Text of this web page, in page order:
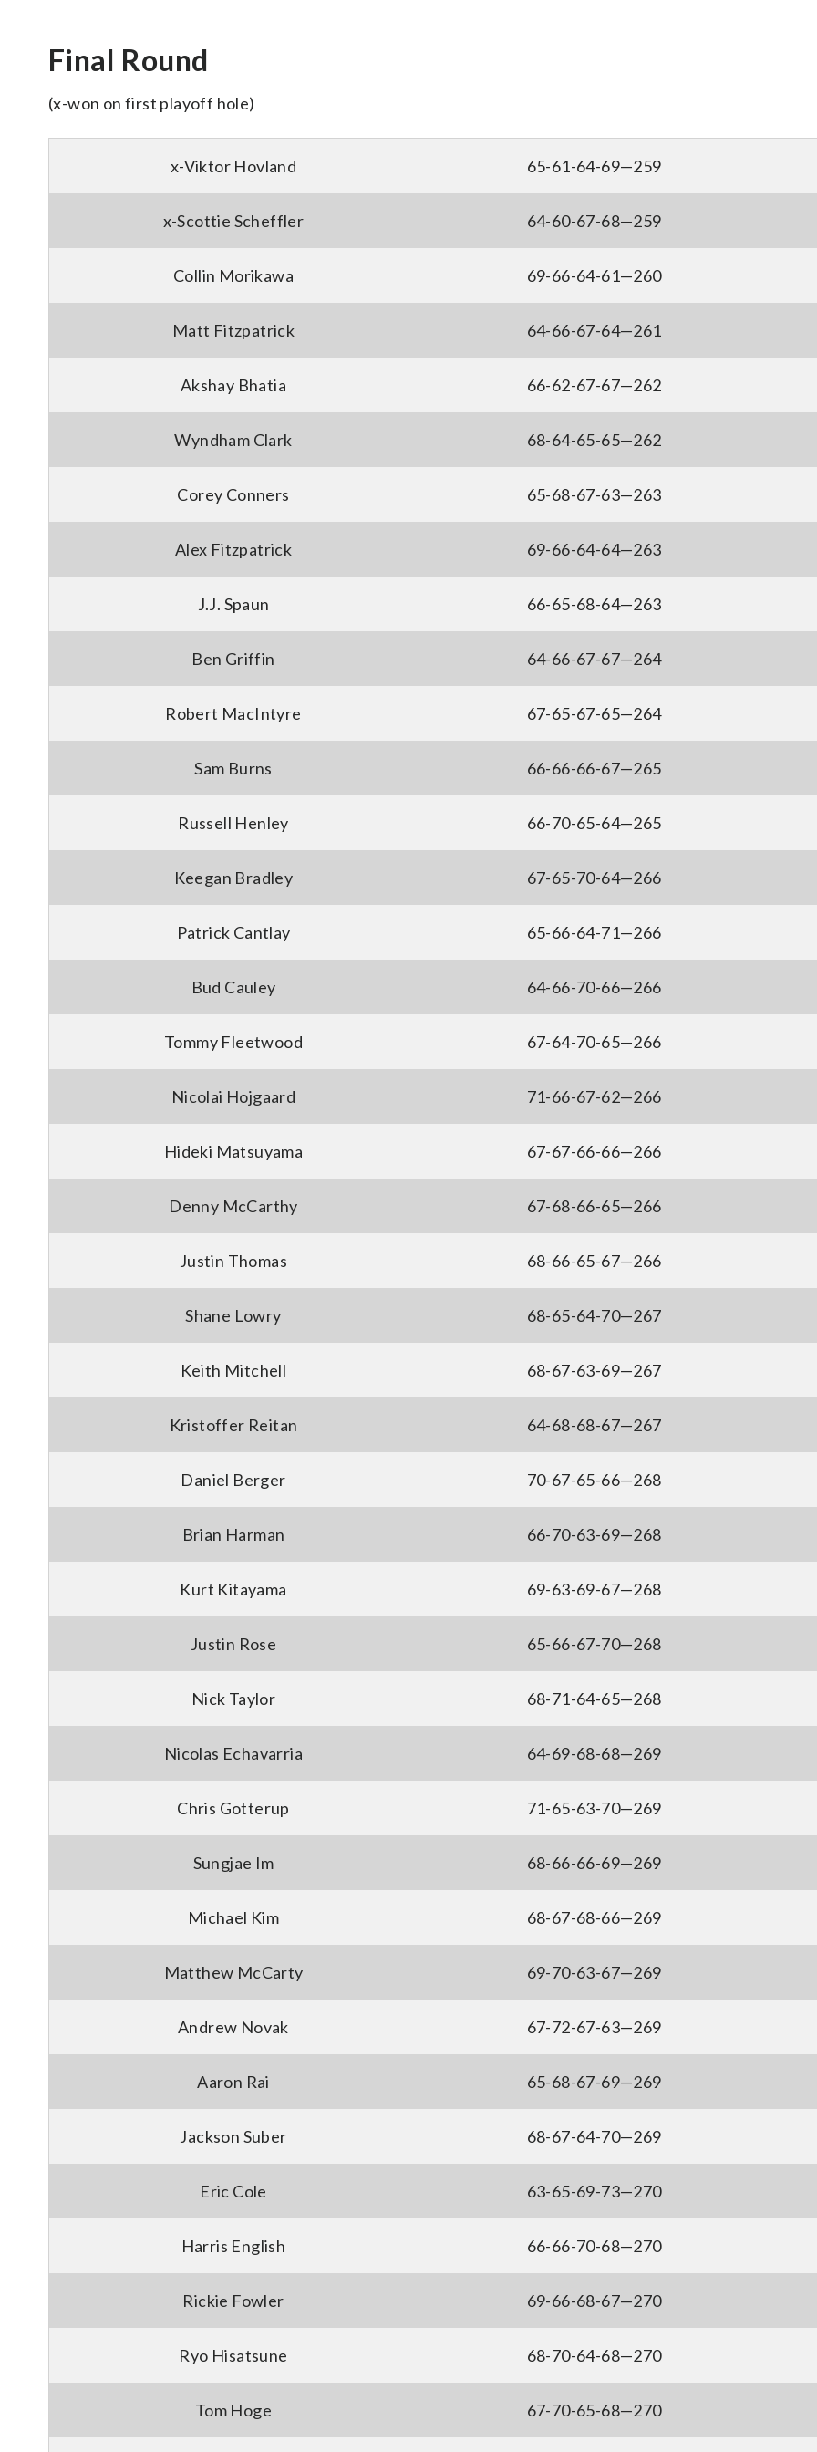
Final Round
(x-won on first playoff hole)
x-Viktor Hovland 65-61-64-69—259
x-Scottie Scheffler 64-60-67-68—259
Collin Morikawa 69-66-64-61—260
Matt Fitzpatrick 64-66-67-64—261
Akshay Bhatia 66-62-67-67—262
Wyndham Clark 68-64-65-65—262
Corey Conners 65-68-67-63—263
Alex Fitzpatrick 69-66-64-64—263
J.J. Spaun 66-65-68-64—263
Ben Griffin 64-66-67-67—264
Robert MacIntyre 67-65-67-65—264
Sam Burns 66-66-66-67—265
Russell Henley 66-70-65-64—265
Keegan Bradley 67-65-70-64—266
Patrick Cantlay 65-66-64-71—266
Bud Cauley 64-66-70-66—266
Tommy Fleetwood 67-64-70-65—266
Nicolai Hojgaard 71-66-67-62—266
Hideki Matsuyama 67-67-66-66—266
Denny McCarthy 67-68-66-65—266
Justin Thomas 68-66-65-67—266
Shane Lowry 68-65-64-70—267
Keith Mitchell 68-67-63-69—267
Kristoffer Reitan 64-68-68-67—267
Daniel Berger 70-67-65-66—268
Brian Harman 66-70-63-69—268
Kurt Kitayama 69-63-69-67—268
Justin Rose 65-66-67-70—268
Nick Taylor 68-71-64-65—268
Nicolas Echavarria 64-69-68-68—269
Chris Gotterup 71-65-63-70—269
Sungjae Im 68-66-66-69—269
Michael Kim 68-67-68-66—269
Matthew McCarty 69-70-63-67—269
Andrew Novak 67-72-67-63—269
Aaron Rai 65-68-67-69—269
Jackson Suber 68-67-64-70—269
Eric Cole 63-65-69-73—270
Harris English 66-66-70-68—270
Rickie Fowler 69-66-68-67—270
Ryo Hisatsune 68-70-64-68—270
Tom Hoge 67-70-65-68—270